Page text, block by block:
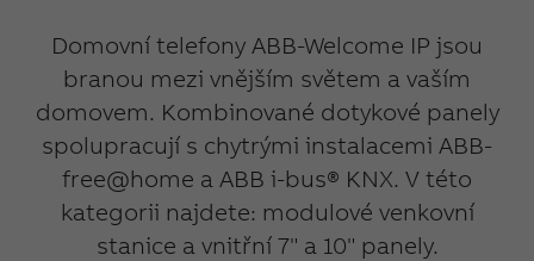
Domovní telefony ABB-Welcome IP jsou
branou mezi vnějším světem a vaším
domovem. Kombinované dotykové panely
spolupracují s chytrými instalacemi ABB-
free@home a ABB i-bus® KNX. V této
kategorii najdete: modulové venkovní
stanice a vnitřní 7" a 10" panely.